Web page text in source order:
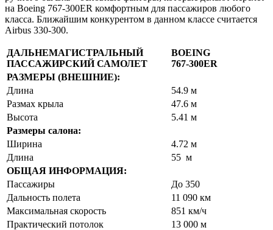
на Boeing 767-300ER комфортным для пассажиров любого
класса. Ближайшим конкурентом в данном классе считается
Airbus 330-300.
ДАЛЬНЕМАГИСТРАЛЬНЫЙ
ПАССАЖИРСКИЙ САМОЛЕТ
BOEING
767-300ER
РАЗМЕРЫ (ВНЕШНИЕ):
Длина
54.9 м
Размах крыла
47.6 м
Высота
5.41 м
Размеры салона:
Ширина
4.72 м
Длина
55 м
ОБЩАЯ ИНФОРМАЦИЯ:
Пассажиры
До 350
Дальность полета
11 090 км
Максимальная скорость
851 км/ч
Практический потолок
13 000 м